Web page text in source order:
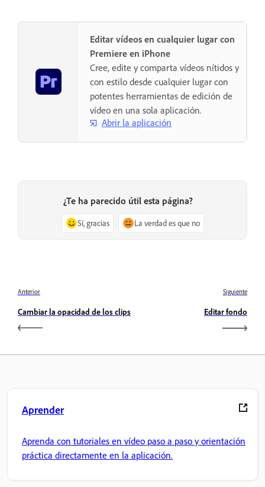
Editar vídeos en cualquier lugar con
Premiere en iPhone
Cree, edite y comparta vídeos nítidos y
con estilo desde cualquier lugar con
potentes herramientas de edición de
vídeo en una sola aplicación.
Abrir la aplicación
¿Te ha parecido útil esta página?
Sí, gracias La verdad es que no
Anterior
Cambiar la opacidad de los clips
Siguiente
Editar fondo
Aprender
Aprenda con tutoriales en vídeo paso a paso y orientación
práctica directamente en la aplicación.